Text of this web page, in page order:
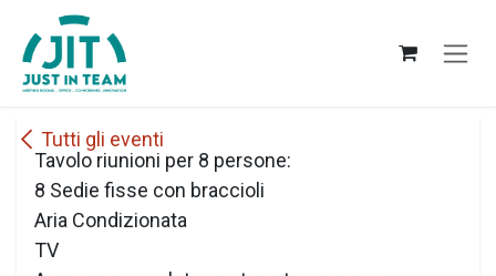
Passa al contenuto
Tutti gli eventi
Tavolo riunioni per 8 persone:
8 Sedie fisse con braccioli
Aria Condizionata
TV